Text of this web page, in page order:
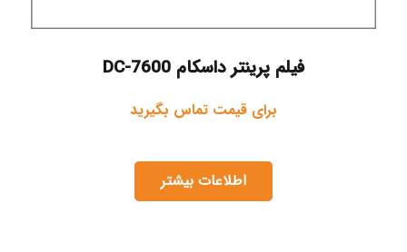
فیلم پرینتر داسکام DC-7600
برای قیمت تماس بگیرید
اطلاعات بیشتر